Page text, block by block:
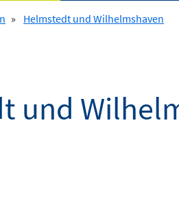
» Helmstedt und Wilhelmshaven
und